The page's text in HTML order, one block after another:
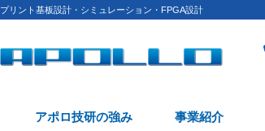
プリント基板設計・シミュレーション・FPGA設計
アポロ技研の強み 事業紹介